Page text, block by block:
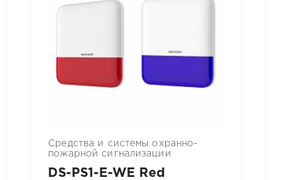
Средства и системы охранно-
пожарной сигнализации
DS-PS1-E-WE Red